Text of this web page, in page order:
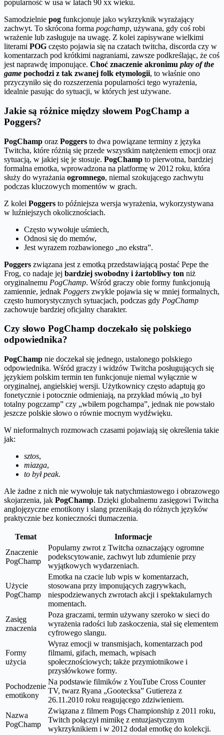
popularność w usa w latach 90 xx wieku.
Samodzielnie pog funkcjonuje jako wykrzyknik wyrażający
zachwyt. To skrócona forma pogchamp, używana, gdy coś robi
wrażenie lub zasługuje na uwagę. Z kolei zapisywane wielkimi
literami POG często pojawia się na czatach twitcha, discorda czy w
komentarzach pod krótkimi nagraniami, zawsze podkreślając, że coś
jest naprawdę imponujące. Choć znaczenie akronimu play of the
game pochodzi z tak zwanej folk etymologii, to właśnie ono
przyczyniło się do rozszerzenia popularności tego wyrażenia,
idealnie pasując do sytuacji, w których jest używane.
Jakie są różnice między słowem PogChamp a
Poggers?
PogChamp oraz Poggers to dwa powiązane terminy z języka
Twitcha, które różnią się przede wszystkim natężeniem emocji oraz
sytuacją, w jakiej się je stosuje. PogChamp to pierwotna, bardziej
formalna emotka, wprowadzona na platformę w 2012 roku, która
służy do wyrażania ogromnego, niemal szokującego zachwytu
podczas kluczowych momentów w grach.
Z kolei Poggers to późniejsza wersja wyrażenia, wykorzystywana
w luźniejszych okolicznościach.
Często wywołuje uśmiech,
Odnosi się do memów,
Jest wyrazem rozbawionego „no ekstra”.
Poggers związana jest z emotką przedstawiającą postać Pepe the
Frog, co nadaje jej bardziej swobodny i żartobliwy ton niż
oryginalnemu PogChamp. Wśród graczy obie formy funkcjonują
zamiennie, jednak Poggers zwykle pojawia się w mniej formalnych,
często humorystycznych sytuacjach, podczas gdy PogChamp
zachowuje bardziej oficjalny charakter.
Czy słowo PogChamp doczekało się polskiego
odpowiednika?
PogChamp nie doczekał się jednego, ustalonego polskiego
odpowiednika. Wśród graczy i widzów Twitcha posługujących się
językiem polskim termin ten funkcjonuje niemal wyłącznie w
oryginalnej, angielskiej wersji. Użytkownicy często adaptują go
fonetycznie i potocznie odmieniają, na przykład mówią „to był
totalny pogczamp” czy „wbiłem pogchampa”, jednak nie powstało
jeszcze polskie słowo o równie mocnym wydźwięku.
W nieformalnych rozmowach czasami pojawiają się określenia takie
jak:
sztos,
miazga,
to był peak.
Ale żadne z nich nie wywołuje tak natychmiastowego i obrazowego
skojarzenia, jak PogChamp. Dzięki globalnemu zasięgowi Twitcha
anglojęzyczne emotikony i slang przenikają do różnych języków
praktycznie bez konieczności tłumaczenia.
Temat
Informacje
Znaczenie
PogChamp
Popularny zwrot z Twitcha oznaczający ogromne
podekscytowanie, zachwyt lub zdumienie przy
wyjątkowych wydarzeniach.
Użycie
PogChamp
Emotka na czacie lub wpis w komentarzach,
stosowana przy imponujących zagrywkach,
niespodziewanych zwrotach akcji i spektakularnych
momentach.
Zasięg
znaczenia
Poza graczami, termin używany szeroko w sieci do
wyrażenia radości lub zaskoczenia, stał się elementem
cyfrowego slangu.
Formy
użycia
Wyraz emocji w transmisjach, komentarzach pod
filmami, gifach, memach, wpisach
społecznościowych; także przymiotnikowe i
przysłówkowe formy.
Pochodzenie
emotikony
Na podstawie filmików z YouTube Cross Counter
TV, twarz Ryana „Gootecksa” Gutiereza z
26.11.2010 roku reagującego zdziwieniem.
Nazwa
PogChamp
Związana z filmem Pogs Championship z 2011 roku,
Twitch połączył mimikę z entuzjastycznym
wykrzyknikiem i w 2012 dodał emotkę do kolekcji.